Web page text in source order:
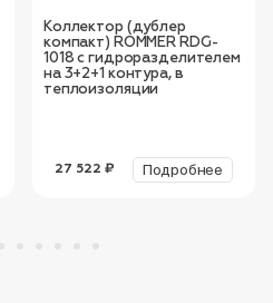
Коллектор (дублер
компакт) ROMMER RDG-
1018 с гидроразделителем
на 3+2+1 контура, в
теплоизоляции
27 522 ₽ Подробнее